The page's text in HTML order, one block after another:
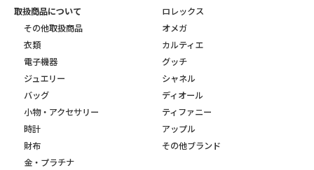
取扱商品について
その他取扱商品
衣類
電子機器
ジュエリー
バッグ
小物・アクセサリー
時計
財布
金・プラチナ
ロレックス
オメガ
カルティエ
グッチ
シャネル
ディオール
ティファニー
アップル
その他ブランド